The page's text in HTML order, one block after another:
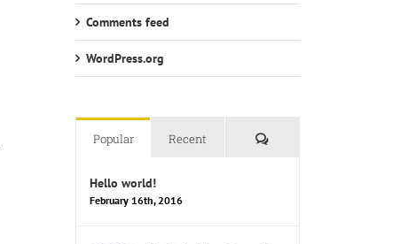
Comments feed
WordPress.org
Popular Recent Comments
Hello world!
February 16th, 2016